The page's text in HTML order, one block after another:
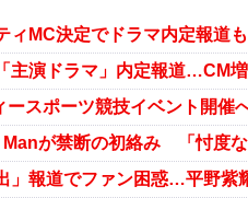
主演ドラマ」内定報道…CM
」報道でファン困惑…平野紫